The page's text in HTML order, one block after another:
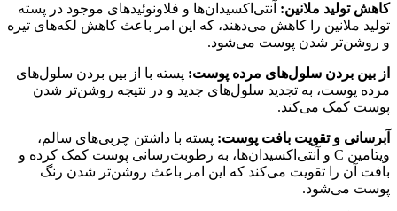
کاهش تولید ملانین: آنتی‌اکسیدان‌ها و فلاونوئیدهای موجود در پسته
تولید ملانین را کاهش می‌دهند، که این امر باعث کاهش لکه‌های تیره
و روشن‌تر شدن پوست می‌شود.
از بین بردن سلول‌های مرده پوست: پسته با از بین بردن سلول‌های
مرده پوست، به تجدید سلول‌های جدید و در نتیجه روشن‌تر شدن
پوست کمک می‌کند.
آبرسانی و تقویت بافت پوست: پسته با داشتن چربی‌های سالم،
ویتامین C و آنتی‌اکسیدان‌ها، به رطوبت‌رسانی پوست کمک کرده و
بافت آن را تقویت می‌کند که این امر باعث روشن‌تر شدن رنگ
پوست می‌شود.